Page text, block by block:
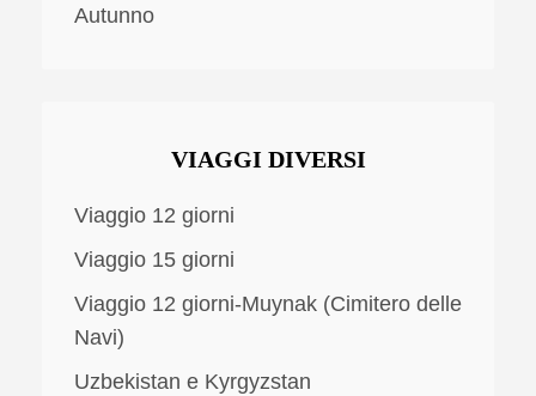
Autunno
VIAGGI DIVERSI
Viaggio 12 giorni
Viaggio 15 giorni
Viaggio 12 giorni-Muynak (Cimitero delle
Navi)
Uzbekistan e Kyrgyzstan